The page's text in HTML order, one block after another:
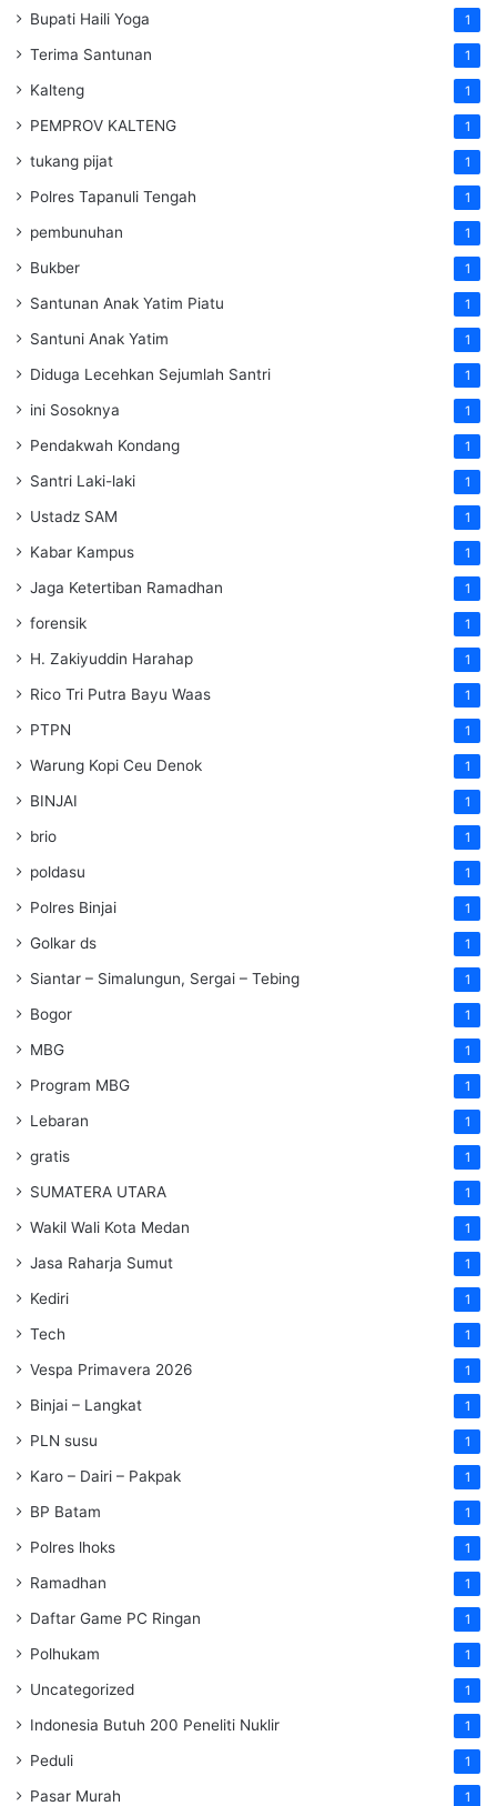
Bupati Haili Yoga 1
Terima Santunan 1
Kalteng 1
PEMPROV KALTENG 1
tukang pijat 1
Polres Tapanuli Tengah 1
pembunuhan 1
Bukber 1
Santunan Anak Yatim Piatu 1
Santuni Anak Yatim 1
Diduga Lecehkan Sejumlah Santri 1
ini Sosoknya 1
Pendakwah Kondang 1
Santri Laki-laki 1
Ustadz SAM 1
Kabar Kampus 1
Jaga Ketertiban Ramadhan 1
forensik 1
H. Zakiyuddin Harahap 1
Rico Tri Putra Bayu Waas 1
PTPN 1
Warung Kopi Ceu Denok 1
BINJAI 1
brio 1
poldasu 1
Polres Binjai 1
Golkar ds 1
Siantar – Simalungun, Sergai – Tebing 1
Bogor 1
MBG 1
Program MBG 1
Lebaran 1
gratis 1
SUMATERA UTARA 1
Wakil Wali Kota Medan 1
Jasa Raharja Sumut 1
Kediri 1
Tech 1
Vespa Primavera 2026 1
Binjai – Langkat 1
PLN susu 1
Karo – Dairi – Pakpak 1
BP Batam 1
Polres lhoks 1
Ramadhan 1
Daftar Game PC Ringan 1
Polhukam 1
Uncategorized 1
Indonesia Butuh 200 Peneliti Nuklir 1
Peduli 1
Pasar Murah 1